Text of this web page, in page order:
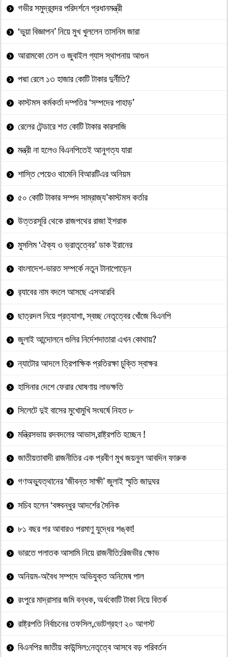
গভীর সমুদ্রবন্দর পরিদর্শনে প্রধানমন্ত্রী
‘ভুয়া বিজ্ঞাপন’ নিয়ে মুখ খুললেন তাসনিম জারা
আরামকো তেল ও জুবাইল গ্যাস স্থাপনায় আগুন
পদ্মা রেলে ১৩ হাজার কোটি টাকার দুর্নীতি?
কাস্টমস কর্মকর্তা দম্পতির ‘সম্পদের পাহাড়’
রেলের টেন্ডারে শত কোটি টাকার কারসাজি
মন্ত্রী না হলেও বিএনপিতেই আনুগত্য যারা
শাস্তি পেয়েও থামেনি বিআরটিএর অনিয়ম
৫০ কোটি টাকার সম্পদ সাম্রাজ্য’কাস্টমস কর্তার
উত্তরসূরি থেকে রাজপথের রাজা ইশরাক
মুসলিম ‘ঐক্য ও ভ্রাতৃত্বের’ ডাক ইরানের
বাংলাদেশ-ভারত সম্পর্কে নতুন টানাপোড়েন
র‍্যাবের নাম বদলে আসছে এসআরবি
ছাত্রদল নিয়ে প্রত্যাশা, স্বচ্ছ নেতৃত্বের খোঁজে বিএনপি
জুলাই আন্দোলনে গুলির নির্দেশদাতারা এখন কোথায়?
ন্যাটোর আদলে ত্রিপাক্ষিক প্রতিরক্ষা চুক্তি স্বাক্ষর
হাসিনার দেশে ফেরার ঘোষণায় লাভক্ষতি
সিলেটে দুই বাসের মুখোমুখি সংঘর্ষে নিহত ৮
মন্ত্রিসভায় রদবদলের আভাস,রাষ্ট্রপতি হচ্ছেন !
জাতীয়তাবাদী রাজনীতির এক প্রবীণ মুখ জয়নুল আবদিন ফারুক
গণঅভ্যুত্থানের ‘জীবন্ত সাক্ষী’ জুলাই স্মৃতি জাদুঘর
সচিব হলেন ‘বঙ্গবন্ধুর আদর্শের সৈনিক
৮১ বছর পর আবারও পরমাণু যুদ্ধের শঙ্কা!
ভারতে পলাতক আসামি নিয়ে রাজনীতি:রিজভীর ক্ষোভ
অনিয়ম-অবৈধ সম্পদে অভিযুক্ত অনিমেষ পাল
রংপুরে মাদ্রাসার জমি বন্ধক, অর্ধকোটি টাকা নিয়ে বিতর্ক
রাষ্ট্রপতি নির্বাচনের তফসিল,ভোটগ্রহণ ২০ আগস্ট
বিএনপির জাতীয় কাউন্সিল:নেতৃত্বে আসবে বড় পরিবর্তন